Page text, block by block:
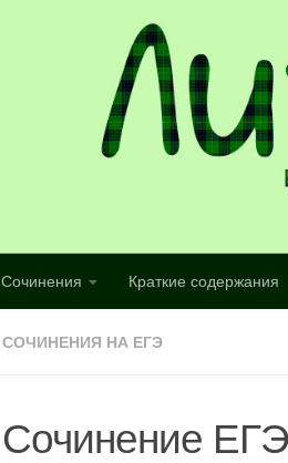
Сочинения Краткие содержания
СОЧИНЕНИЯ НА ЕГЭ
Сочинение